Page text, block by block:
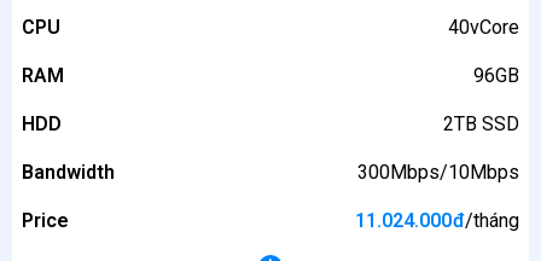
VI
XỬ
CPU 40vCore
RAM 96GB
HDD 2TB SSD
Bandwidth 300Mbps/10Mbps
Price 11.024.000đ/tháng